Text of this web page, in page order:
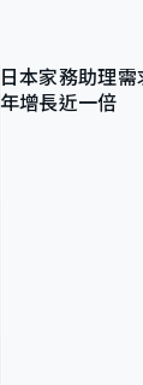
日本家務助理
年增長近一倍